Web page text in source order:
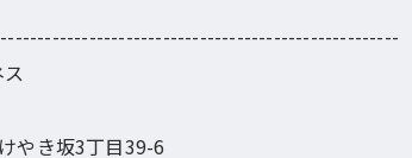
やき坂3丁目39-6